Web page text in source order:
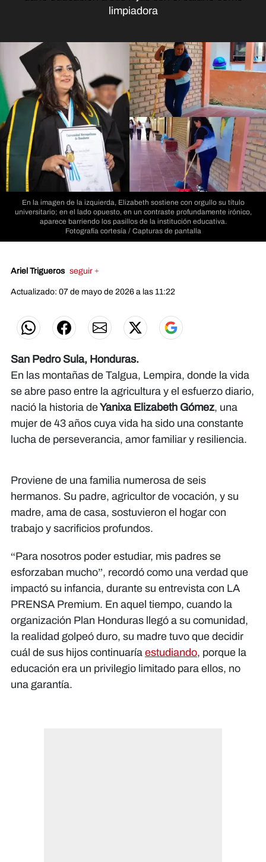
limpiadora
En la imagen de la izquierda, Elizabeth sostiene con orgullo su título
universitario; en el lado opuesto, en un contraste profundamente irónico,
aparece barriendo los pasillos de la institución educativa.
Fotografía cortesía / Capturas de pantalla
Ariel Trigueros seguir +
Actualizado: 07 de mayo de 2026 a las 11:22
San Pedro Sula, Honduras.
En las montañas de Talgua, Lempira, donde la vida
se abre paso entre la agricultura y el esfuerzo diario,
nació la historia de Yanixa Elizabeth Gómez, una
mujer de 43 años cuya vida ha sido una constante
lucha de perseverancia, amor familiar y resiliencia.
Proviene de una familia numerosa de seis
hermanos. Su padre, agricultor de vocación, y su
madre, ama de casa, sostuvieron el hogar con
trabajo y sacrificios profundos.
“Para nosotros poder estudiar, mis padres se
esforzaban mucho”, recordó como una verdad que
impactó su infancia, durante su entrevista con LA
PRENSA Premium. En aquel tiempo, cuando la
organización Plan Honduras llegó a su comunidad,
la realidad golpeó duro, su madre tuvo que decidir
cuál de sus hijos continuaría estudiando, porque la
educación era un privilegio limitado para ellos, no
una garantía.